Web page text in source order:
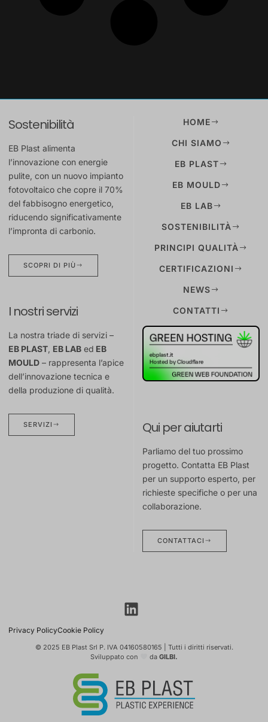
Sostenibilità
EB Plast alimenta
l’innovazione con energie
pulite, con un nuovo impianto
fotovoltaico che copre il 70%
del fabbisogno energetico,
riducendo significativamente
l’impronta di carbonio.
SCOPRI DI PIÙ
I nostri servizi
La nostra triade di servizi –
EB PLAST EB LAB ed EB
MOULD – rappresenta l’apice
dell’innovazione tecnica e
della produzione di qualità.
SERVIZI
HOME
CHI SIAMO
EB PLAST
EB MOULD
EB LAB
SOSTENIBILITÀ
PRINCIPI QUALITÀ
CERTIFICAZIONI
NEWS
CONTATTI
Qui per aiutarti
Parliamo del tuo prossimo
progetto. Contatta EB Plast
per un supporto esperto, per
richieste specifiche o per una
collaborazione.
CONTATTACI
Privacy PolicyCookie Policy
© 2025 EB Plast Srl P. IVA 04160580165 | Tutti i diritti riservati.
Sviluppato con
da GILBI.